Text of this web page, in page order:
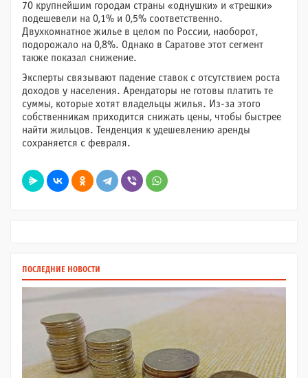
70 крупнейшим городам страны «однушки» и «трешки»
подешевели на 0,1% и 0,5% соответственно.
Двухкомнатное жилье в целом по России, наоборот,
подорожало на 0,8%. Однако в Саратове этот сегмент
также показал снижение.
Эксперты связывают падение ставок с отсутствием роста
доходов у населения. Арендаторы не готовы платить те
суммы, которые хотят владельцы жилья. Из-за этого
собственникам приходится снижать цены, чтобы быстрее
найти жильцов. Тенденция к удешевлению аренды
сохраняется с февраля.
ПОСЛЕДНИЕ НОВОСТИ